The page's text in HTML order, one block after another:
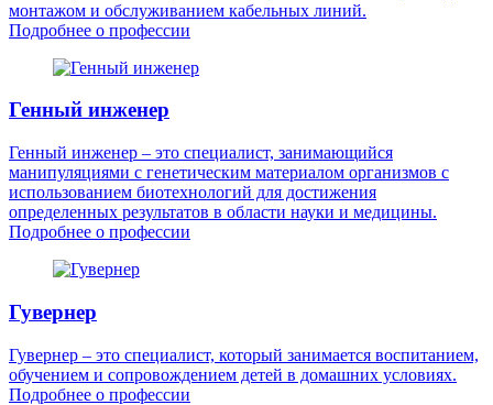
монтажом и обслуживанием кабельных линий.
Подробнее о профессии
Генный инженер
Генный инженер – это специалист, занимающийся
манипуляциями с генетическим материалом организмов с
использованием биотехнологий для достижения
определенных результатов в области науки и медицины.
Подробнее о профессии
Гувернер
Гувернер – это специалист, который занимается воспитанием,
обучением и сопровождением детей в домашних условиях.
Подробнее о профессии